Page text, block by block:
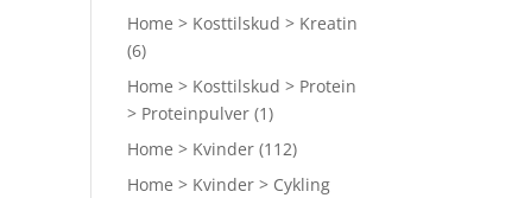
Home > Kosttilskud > Kreatin
(6)
Home > Kosttilskud > Protein
> Proteinpulver (1)
Home > Kvinder (112)
Home > Kvinder > Cykling